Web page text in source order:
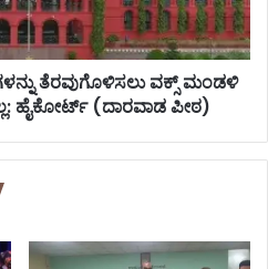
ತೆರವುಗೊಳಿಸಲು ವಕ್ಸ್ ಮಂಡಳಿ
ಹೈಕೋರ್ಟ್ (ದಾರವಾಡ ಪೀಠ)